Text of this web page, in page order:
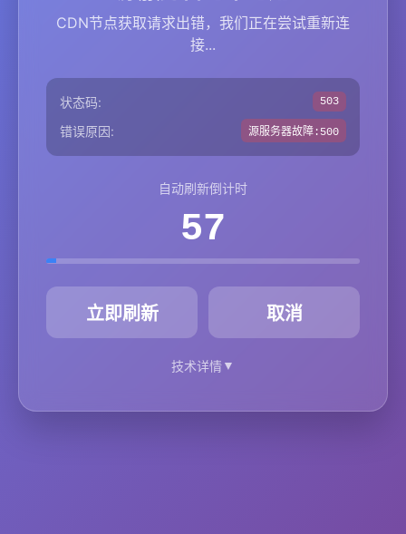
CDN节点获取请求出错，我们正在尝试重新连
接...
状态码: 503
错误原因: 源服务器故障:500
自动刷新倒计时
57
立即刷新 取消
技术详情▼